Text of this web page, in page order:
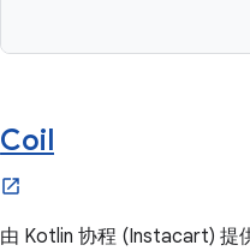
Coil
由 Kotlin 协程 (Instacart) 提